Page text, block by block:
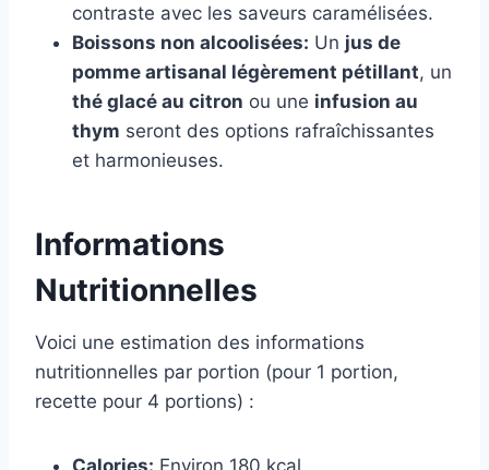
contraste avec les saveurs caramélisées.
Boissons non alcoolisées: Un jus de
pomme artisanal légèrement pétillant, un
thé glacé au citron ou une infusion au
thym seront des options rafraîchissantes
et harmonieuses.
Informations
Nutritionnelles
Voici une estimation des informations
nutritionnelles par portion (pour 1 portion,
recette pour 4 portions) :
Calories: Environ 180 kcal